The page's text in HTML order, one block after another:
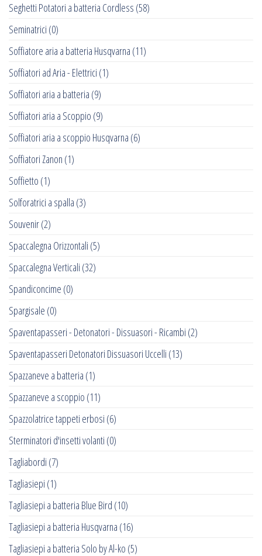
Seghetti Potatori a batteria Cordless (58)
Seminatrici (0)
Soffiatore aria a batteria Husqvarna (11)
Soffiatori ad Aria - Elettrici (1)
Soffiatori aria a batteria (9)
Soffiatori aria a Scoppio (9)
Soffiatori aria a scoppio Husqvarna (6)
Soffiatori Zanon (1)
Soffietto (1)
Solforatrici a spalla (3)
Souvenir(2)
Spaccalegna Orizzontali (5)
Spaccalegna Verticali (32)
Spandiconcime (0)
Spargisale (0)
Spaventapasseri - Detonatori - Dissuasori - Ricambi (2)
Spaventapasseri Detonatori Dissuasori Uccelli (13)
Spazzaneve a batteria (1)
Spazzaneve a scoppio (11)
Spazzolatrice tappeti erbosi (6)
Sterminatori d'insetti volanti (0)
Tagliabordi (7)
Tagliasiepi (1)
Tagliasiepi a batteria Blue Bird (10)
Tagliasiepi a batteria Husqvarna (16)
Tagliasiepi a batteria Solo by Al-ko (5)